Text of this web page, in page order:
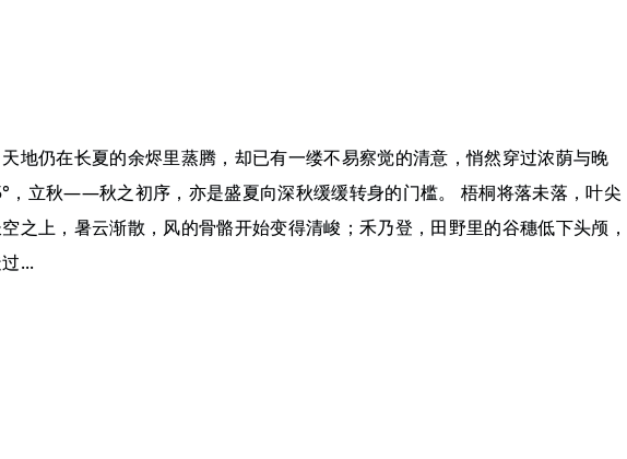
地仍在长夏的余烬里蒸腾，却已有一缕不易察觉的清意，悄然穿过浓荫与晚
，立秋——秋之初序，亦是盛夏向深秋缓缓转身的门槛。 梧桐将落未落，叶尖
之上，暑云渐散，风的骨骼开始变得清峻；禾乃登，田野里的谷穗低下头颅，
...